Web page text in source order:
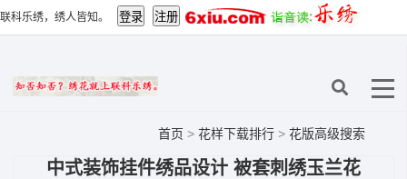
联科乐绣，绣人皆知。
首页 > 花样下载排行 > 花版高级搜索
中式装饰挂件绣品设计 被套刺绣玉兰花